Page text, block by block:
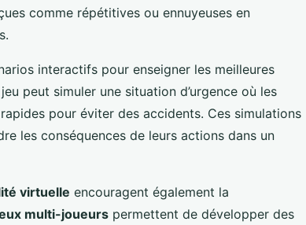
comme répétitives ou ennuyeuses en
interactifs pour enseigner les meilleures
peut simuler une situation d’urgence où les
pour éviter des accidents. Ces simulations
les conséquences de leurs actions dans un
virtuelle encouragent également la
multi-joueurs permettent de développer des